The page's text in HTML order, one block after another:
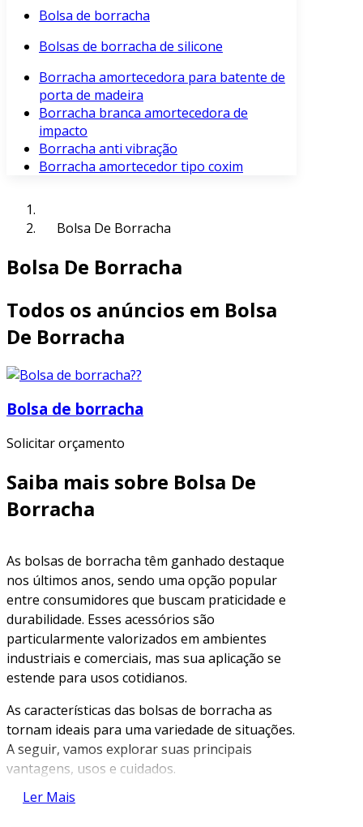
Bolsa de borracha
Bolsas de borracha de silicone
Borracha amortecedora para batente de
porta de madeira
Borracha branca amortecedora de
impacto
Borracha anti vibração
Borracha amortecedor tipo coxim
Bolsa De Borracha
Bolsa De Borracha
Todos os anúncios em Bolsa
De Borracha
Bolsa de borracha
Solicitar orçamento
Saiba mais sobre Bolsa De
Borracha
As bolsas de borracha têm ganhado destaque
nos últimos anos, sendo uma opção popular
entre consumidores que buscam praticidade e
durabilidade. Esses acessórios são
particularmente valorizados em ambientes
industriais e comerciais, mas sua aplicação se
estende para usos cotidianos.
As características das bolsas de borracha as
tornam ideais para uma variedade de situações.
A seguir, vamos explorar suas principais
vantagens, usos e cuidados.
Principais Vantagens da Bolsa de
Ler Mais